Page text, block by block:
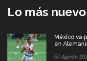
Lo más nuevo
México va
en
07 Agosto